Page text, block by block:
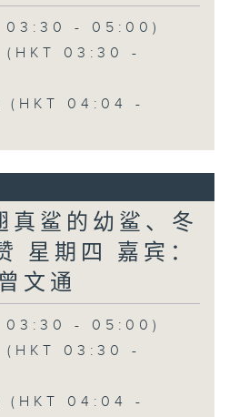
03:30 - 05:00)
(HKT 03:30 -
(HKT 04:04 -
真鲨的幼鲨、冬
星期四 嘉宾：
文通
03:30 - 05:00)
(HKT 03:30 -
(HKT 04:04 -